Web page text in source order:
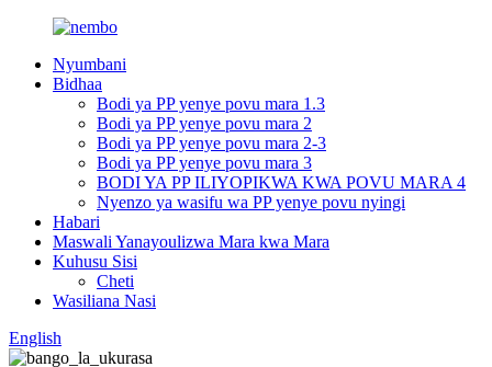
Nyumbani
Bidhaa
Bodi ya PP yenye povu mara 1.3
Bodi ya PP yenye povu mara 2
Bodi ya PP yenye povu mara 2-3
Bodi ya PP yenye povu mara 3
BODI YA PP ILIYOPIKWA KWA POVU MARA 4
Nyenzo ya wasifu wa PP yenye povu nyingi
Habari
Maswali Yanayoulizwa Mara kwa Mara
Kuhusu Sisi
Cheti
Wasiliana Nasi
English